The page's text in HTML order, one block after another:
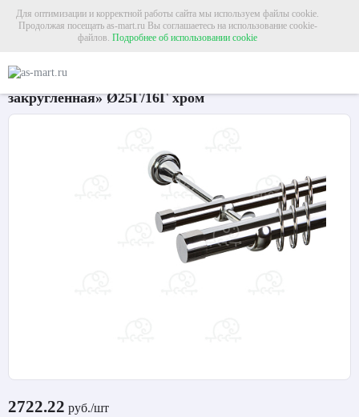
Для оптимизации и корректной работы сайта мы используем файлы cookie.
Продолжая посещать as-mart.ru Вы соглашаетесь на использование cookie-
файлов. Подробнее об использовании cookie
Карниз для штор двухрядный «Заглушка
закругленная» Ø25Г/16Г хром
2722.22 руб./шт